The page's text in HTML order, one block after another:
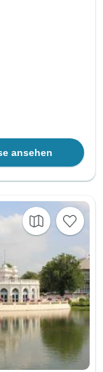
ansehen